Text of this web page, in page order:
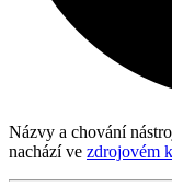
Názvy a chování
nachází ve zdrojovém